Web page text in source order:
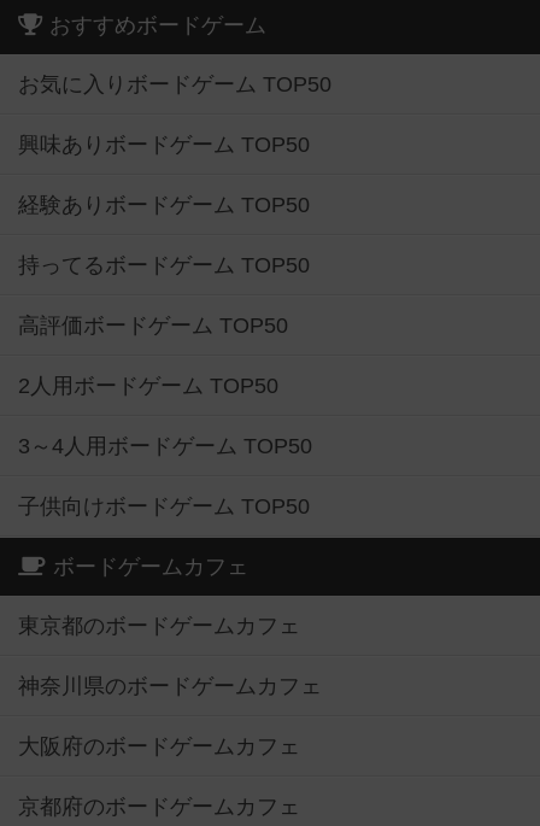
おすすめボードゲーム
お気に入りボードゲーム TOP50
興味ありボードゲーム TOP50
経験ありボードゲーム TOP50
持ってるボードゲーム TOP50
高評価ボードゲーム TOP50
2人用ボードゲーム TOP50
3～4人用ボードゲーム TOP50
子供向けボードゲーム TOP50
ボードゲームカフェ
東京都のボードゲームカフェ
神奈川県のボードゲームカフェ
大阪府のボードゲームカフェ
京都府のボードゲームカフェ